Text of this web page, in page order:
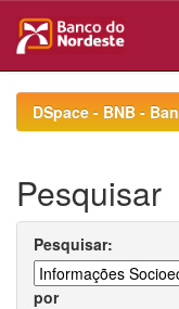
navigationDSpace - BNB -
Pesquisar
Pesquisar:
por